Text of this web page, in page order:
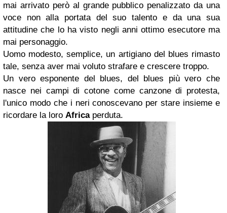
mai arrivato però al grande pubblico penalizzato da una
voce non alla portata del suo talento e da una sua
attitudine che lo ha visto negli anni ottimo esecutore ma
mai personaggio.
Uomo modesto, semplice, un artigiano del blues rimasto
tale, senza aver mai voluto strafare e crescere troppo.
Un vero esponente del blues, del blues più vero che
nasce nei campi di cotone come canzone di protesta,
l'unico modo che i neri conoscevano per stare insieme e
ricordare la loro Africaperduta.